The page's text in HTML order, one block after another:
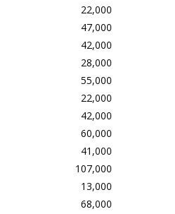
22,000
47,000
42,000
28,000
55,000
22,000
42,000
60,000
41,000
107,000
13,000
68,000